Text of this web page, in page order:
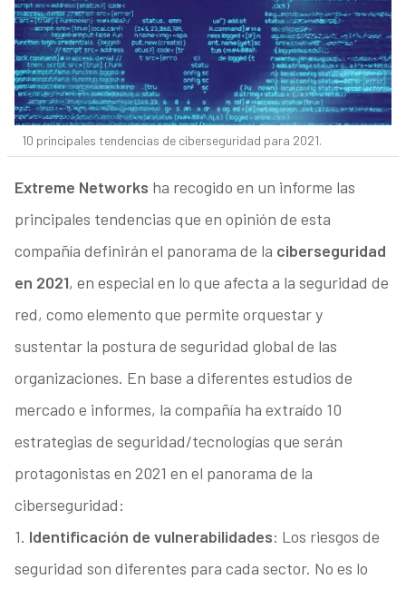
10 principales tendencias de ciberseguridad para 2021.
Extreme Networks ha recogido en un informe las
principales tendencias que en opinión de esta
compañía definirán el panorama de la ciberseguridad
en 2021, en especial en lo que afecta a la seguridad de
red, como elemento que permite orquestar y
sustentar la postura de seguridad global de las
organizaciones. En base a diferentes estudios de
mercado e informes, la compañía ha extraído 10
estrategias de seguridad/tecnologías que serán
protagonistas en 2021 en el panorama de la
ciberseguridad:
1. Identificación de vulnerabilidades: Los riesgos de
seguridad son diferentes para cada sector. No es lo